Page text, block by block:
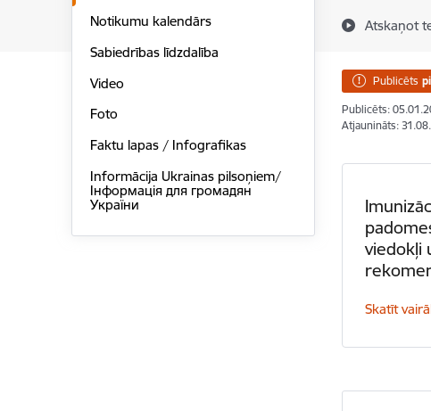
Atskaņot
Notikumu kalendārs
Sabiedrības līdzdalība
Video
Foto
Faktu lapas / Infografikas
Informācija Ukrainas pilsoņiem/
Інформація для громадян
України
Publicēts
Publicēts:
Atjaunināts:
viedokļi
Skatīt